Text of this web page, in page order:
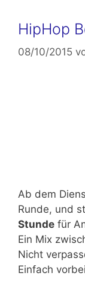
HipHop
08/10/2015
Ab dem
Runde, und
Stunde für
Ein Mix
Nicht
Einfach